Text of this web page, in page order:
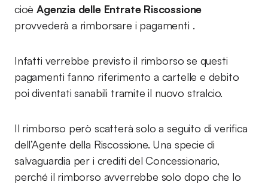
cioèAgenzia delle Entrate Riscossione
provvederà a rimborsare i pagamenti .
Infatti verrebbe previsto il rimborso se questi
pagamenti fanno riferimento a cartelle e debito
poi diventati sanabili tramite il nuovo stralcio.
Il rimborso però scatterà solo a seguito di verifica
dell’Agente della Riscossione. Una specie di
salvaguardia per i crediti del Concessionario,
perché il rimborso avverrebbe solo dopo che lo